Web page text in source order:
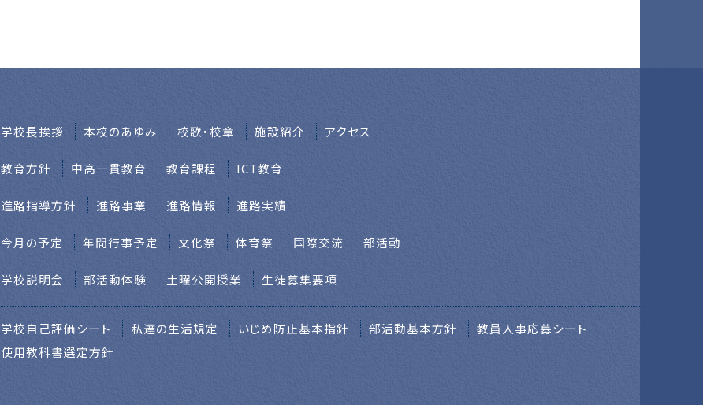
学校⻑挨拶 本校のあゆみ 校歌・校章 施設紹介 アクセス
教育方針 中高一貫教育 教育課程 ICT教育
進路指導方針 進路事業 進路情報 進路実績
今月の予定 年間行事予定 文化祭 体育祭 国際交流 部活動
学校説明会 部活動体験 土曜公開授業 生徒募集要項
学校自己評価シート 私達の生活規定 いじめ防止基本指針 部活動基本方針
教員人事応募シート
使用教科書選定方針